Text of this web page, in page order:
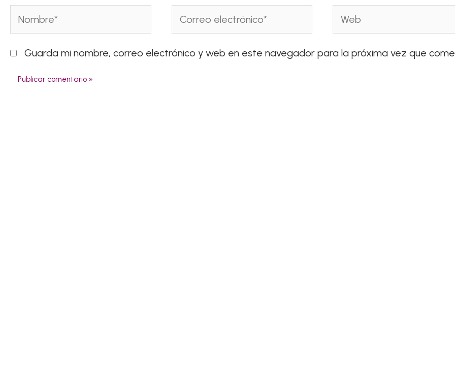
Nombre*
Correo
electrónico*
Web
Guarda mi nombre, correo electrónico y web en este navegador para la próxima vez que